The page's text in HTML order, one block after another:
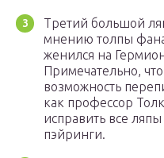
Третий большой
мнению толпы
женился на
Примечательно,
возможность
как профессор
исправить все
пэйринги.